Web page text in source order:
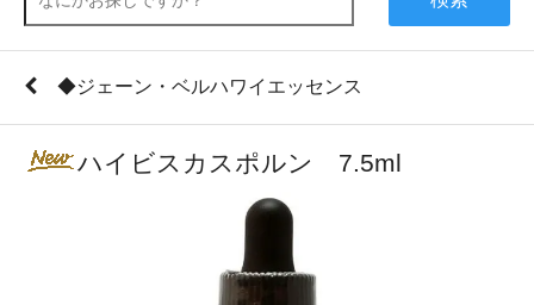
◆ジェーン・ベルハワイエッセンス
ハイビスカスポルン 7.5ml